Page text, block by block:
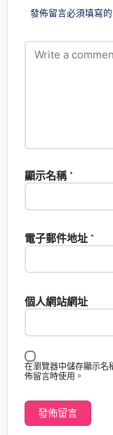
發佈留言必須填寫
顯示名稱 *
電子郵件地址 *
個人網站網址
在瀏覽器中儲存顯示名
佈留言時使用。